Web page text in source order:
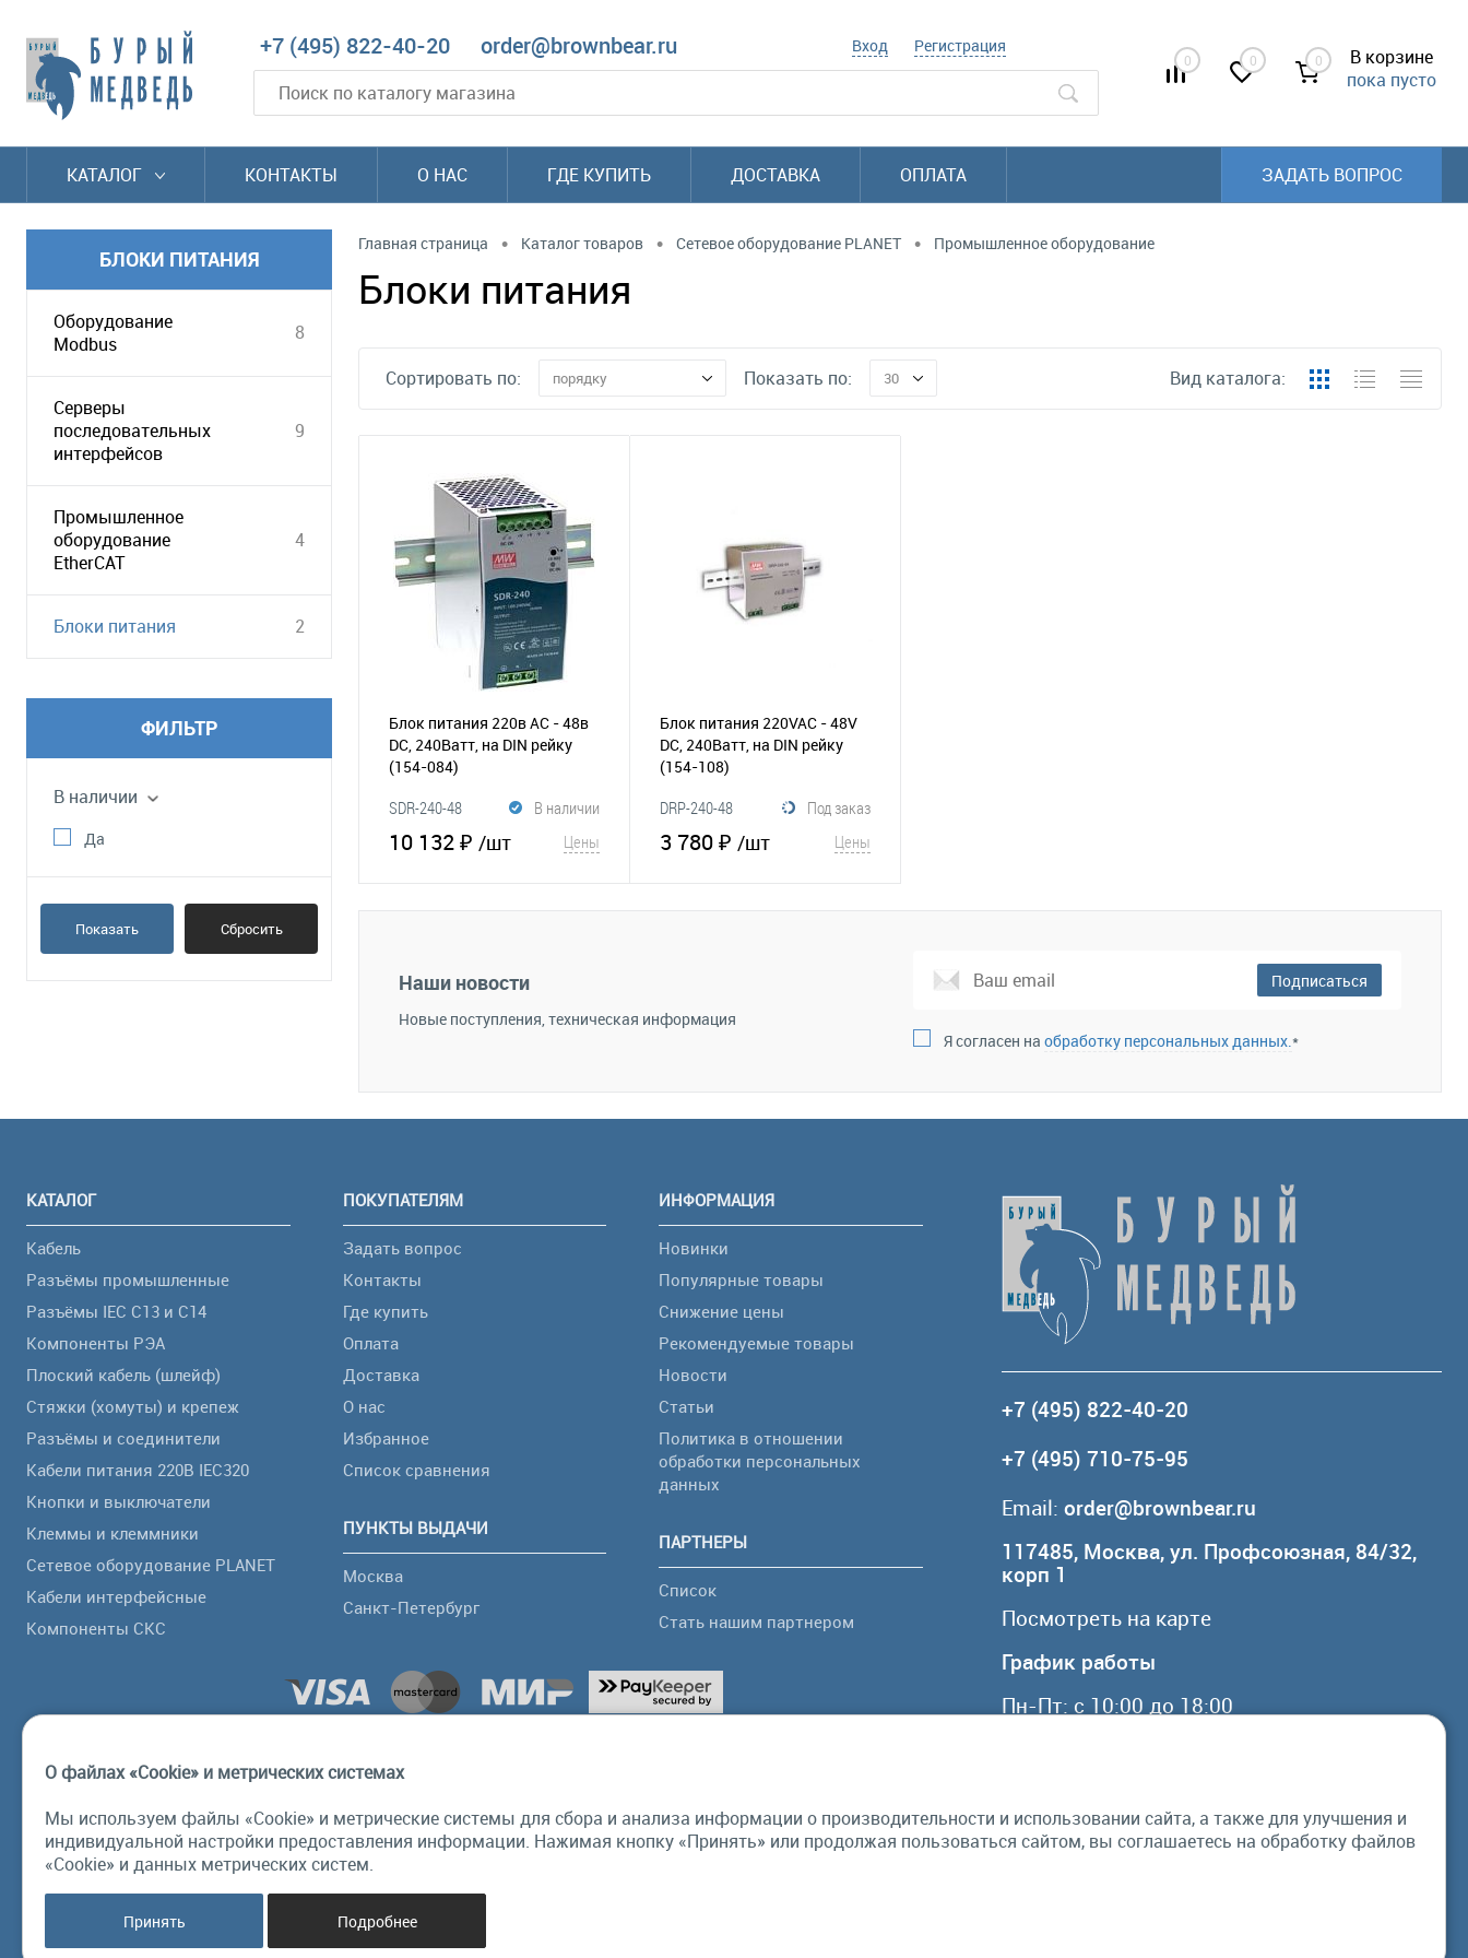
+7 (495) 822-40-20 order@brownbear.ru Вход Регистрация
0 0 0
В корзине
пока пусто
КАТАЛОГ КОНТАКТЫ О НАС ГДЕ КУПИТЬ ДОСТАВКА ОПЛАТА ЗАДАТЬ ВОПРОС
БЛОКИ ПИТАНИЯ
Оборудование
Modbus
8
Серверы
последовательных
интерфейсов
9
Промышленное
оборудование
EtherCAT
4
Блоки питания 2
ФИЛЬТР
В наличии
Да
Показать Сбросить
Главная страница • Каталог товаров • Сетевое оборудование PLANET • Промышленное оборудование
Блоки питания
Сортировать по: порядку Показать по: 30 Вид каталога:
Блок питания 220в AC - 48в
DC, 240Ватт, на DIN рейку
(154-084)
В наличии
SDR-240-48
10 132 ₽ /шт Цены
В корзину
В избранное
Блок питания 220VAC - 48V
DC, 240Ватт, на DIN рейку
(154-108)
Под заказ
DRP-240-48
3 780 ₽ /шт Цены
В корзину
Наши новости
Новые поступления, техническая информация
Подписаться
Я согласен на обработку персональных данных.*
КАТАЛОГ
Кабель
Разъёмы промышленные
Разъёмы IEC C13 и C14
Компоненты РЭА
Плоский кабель (шлейф)
Стяжки (хомуты) и крепеж
Разъёмы и соединители
Кабели питания 220В IEC320
Кнопки и выключатели
Клеммы и клеммники
Сетевое оборудование PLANET
Кабели интерфейсные
Компоненты СКС
ПОКУПАТЕЛЯМ
Задать вопрос
Контакты
Где купить
Оплата
Доставка
О нас
Избранное
Список сравнения
ПУНКТЫ ВЫДАЧИ
Москва
Санкт-Петербург
ИНФОРМАЦИЯ
Новинки
Популярные товары
Снижение цены
Рекомендуемые товары
Новости
Статьи
Политика в отношении
обработки персональных
данных
ПАРТНЕРЫ
Список
Стать нашим партнером
+7 (495) 822-40-20
+7 (495) 710-75-95
Email: order@brownbear.ru
117485, Москва, ул. Профсоюзная, 84/32,
корп 1
Посмотреть на карте
График работы
Пн-Пт: с 10:00 до 18:00
© Бурый Медведь MMXXVI. Все права
защищены.
О файлах «Cookie» и метрических системах
Мы используем файлы «Cookie» и метрические системы для сбора и анализа информации о производительности и использовании сайта, а также для улучшения и
индивидуальной настройки предоставления информации. Нажимая кнопку «Принять» или продолжая пользоваться сайтом, вы соглашаетесь на обработку файлов
«Cookie» и данных метрических систем.
Принять Подробнее